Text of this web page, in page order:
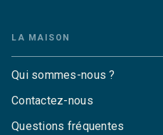
LA MAISON
Qui sommes-nous ?
Contactez-nous
Questions fréquentes